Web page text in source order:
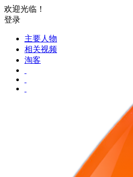
欢迎光临！
登录
主要人物
相关视频
淘客